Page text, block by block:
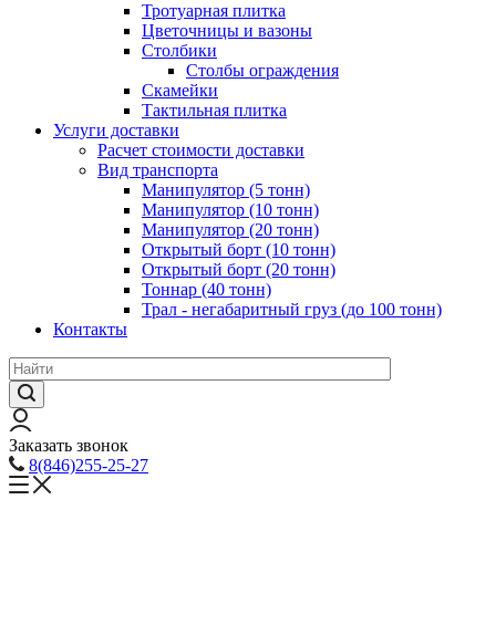
Тротуарная плитка
Цветочницы и вазоны
Столбики
Столбы ограждения
Скамейки
Тактильная плитка
Услуги доставки
Расчет стоимости доставки
Вид транспорта
Манипулятор (5 тонн)
Манипулятор (10 тонн)
Манипулятор (20 тонн)
Открытый борт (10 тонн)
Открытый борт (20 тонн)
Тоннар (40 тонн)
Трал - негабаритный груз (до 100 тонн)
Контакты
Заказать звонок
8(846)255-25-27